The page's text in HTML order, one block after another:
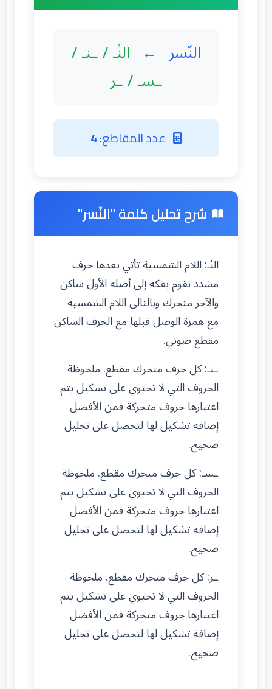
النّسر ← النْـ / ـنـ /
ـسـ / ـر
عدد المقاطع:4
شرح تحليل كلمة "النّسر"
النْـ: اللام الشمسية تأتي بعدها حرف
مشدد نقوم بفكه إلى أصله الأول ساكن
والآخر متحرك وبالتالي اللام الشمسية
مع همزة الوصل قبلها مع الحرف الساكن
مقطع صوتي.
ـنـ: كل حرف متحرك مقطع. ملحوظة
الحروف التي لا تحتوي على تشكيل يتم
اعتبارها حروف متحركة فمن الأفضل
إضافة تشكيل لها لتحصل على تحليل
صحيح.
ـسـ: كل حرف متحرك مقطع. ملحوظة
الحروف التي لا تحتوي على تشكيل يتم
اعتبارها حروف متحركة فمن الأفضل
إضافة تشكيل لها لتحصل على تحليل
صحيح.
ـر: كل حرف متحرك مقطع. ملحوظة
الحروف التي لا تحتوي على تشكيل يتم
اعتبارها حروف متحركة فمن الأفضل
إضافة تشكيل لها لتحصل على تحليل
صحيح.